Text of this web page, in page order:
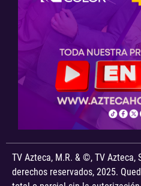
TV Azteca, M.R. & ©, TV Azteca,
derechos reservados, 2025.